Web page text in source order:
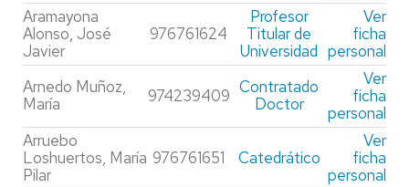
Aramayona
Alonso, José
Javier
976761624
Profesor
Titular de
Universidad
Ver
ficha
personal
Arnedo Muñoz,
María
974239409 Contratado
Doctor
Ver
ficha
personal
Arruebo
Loshuertos, María
Pilar
976761651 Catedrático
Ver
ficha
personal